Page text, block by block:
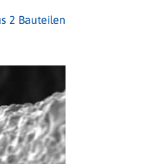
2 Bauteilen